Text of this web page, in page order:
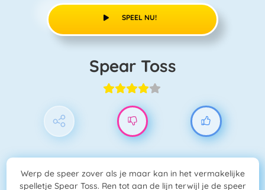
SPEEL NU!
Spear Toss
Werp de speer zover als je maar kan in het vermakelijke
spelletje Spear Toss. Ren tot aan de lijn terwijl je de speer